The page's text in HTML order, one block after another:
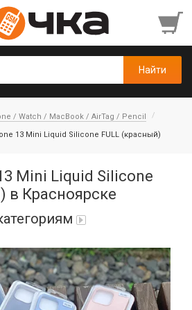
/ Watch / MacBook / AirTag / Pencil
13 Mini Liquid Silicone FULL (красный)
Mini Liquid Silicone
в Красноярске